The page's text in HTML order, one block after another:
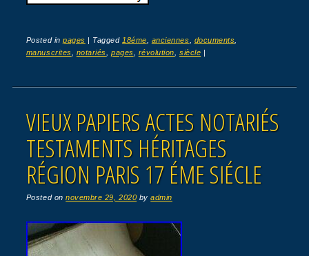
Posted inpages Tagged18éme, anciennes, documents,
manuscrites, notariés,pages, révolution,siècle
VIEUX PAPIERS ACTES NOTARIÉS
TESTAMENTS HÉRITAGES
RÉGION PARIS 17 ÉME SIÉCLE
Posted onnovembre 29, 2020 byadmin